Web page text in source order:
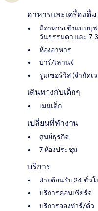
อาหารและเครื่องดื่ม
มีอาหารเช้าแบบบุฟ
วันธรรมดา และ
ห้องอาหาร
บาร์/เลานจ์
รูมเซอร์วิส (จำกัดเ
เดินทางกับเด็กๆ
เมนูเด็ก
เปลี่ยนที่ทำงาน
ศูนย์ธุรกิจ
7 ห้องประชุม
บริการ
ฝ่ายต้อนรับ 24 ชั่วโ
บริการคอนเซียร์จ
บริการจองทัวร์/ตั๋ว